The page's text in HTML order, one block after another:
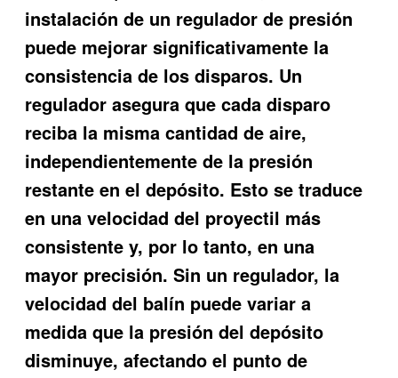
instalación de un regulador de presión
puede mejorar significativamente la
consistencia de los disparos. Un
regulador asegura que cada disparo
reciba la misma cantidad de aire,
independientemente de la presión
restante en el depósito. Esto se traduce
en una velocidad del proyectil más
consistente y, por lo tanto, en una
mayor precisión. Sin un regulador, la
velocidad del balín puede variar a
medida que la presión del depósito
disminuye, afectando el punto de